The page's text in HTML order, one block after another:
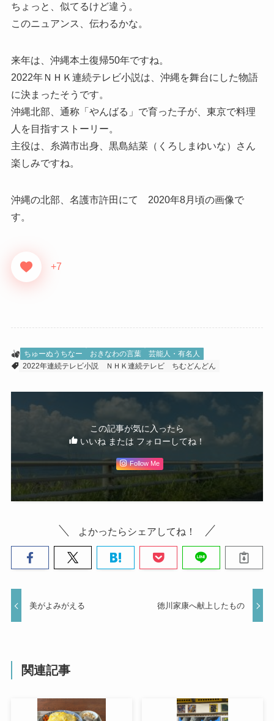
ちょっと、似てるけど違う。
このニュアンス、伝わるかな。
来年は、沖縄本土復帰50年ですね。
2022年ＮＨＫ連続テレビ小説は、沖縄を舞台にした物語
に決まったそうです。
沖縄北部、通称「やんばる」で育った子が、東京で料理
人を目指すストーリー。
主役は、糸満市出身、黒島結菜（くろしまゆいな）さん
楽しみですね。
沖縄の北部、名護市許田にて 2020年8月頃の画像で
す。
+7
ちゅーぬうちなー おきなわの言葉
芸能人・有名人
2022年連続テレビ小説
ＮＨＫ連続テレビ ちむどんどん
この記事が気に入ったら
いいね または フォローしてね！
Follow Me
よかったらシェアしてね！
美がよみがえる 徳川家康へ献上したもの
関連記事